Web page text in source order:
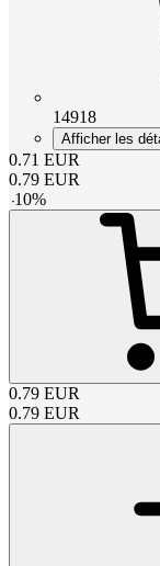
14918
Afficher les
0.71 EUR
0.79 EUR
-10%
0.79 EUR
0.79 EUR